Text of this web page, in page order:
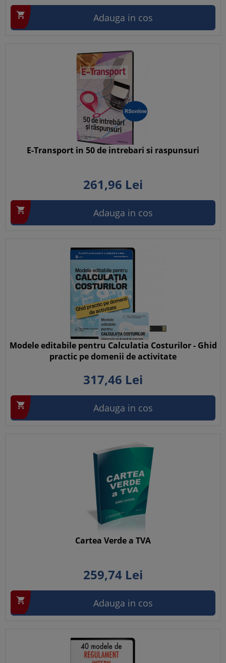
 Adauga in cos
E-Transport in 50 de intrebari si raspunsuri
261,96 Lei
 Adauga in cos
Modele editabile pentru Calculatia Costurilor - Ghid
practic pe domenii de activitate
317,46 Lei
 Adauga in cos
Cartea Verde a TVA
259,74 Lei
 Adauga in cos